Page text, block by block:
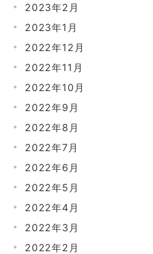
2023年2月
2023年1月
2022年12月
2022年11月
2022年10月
2022年9月
2022年8月
2022年7月
2022年6月
2022年5月
2022年4月
2022年3月
2022年2月